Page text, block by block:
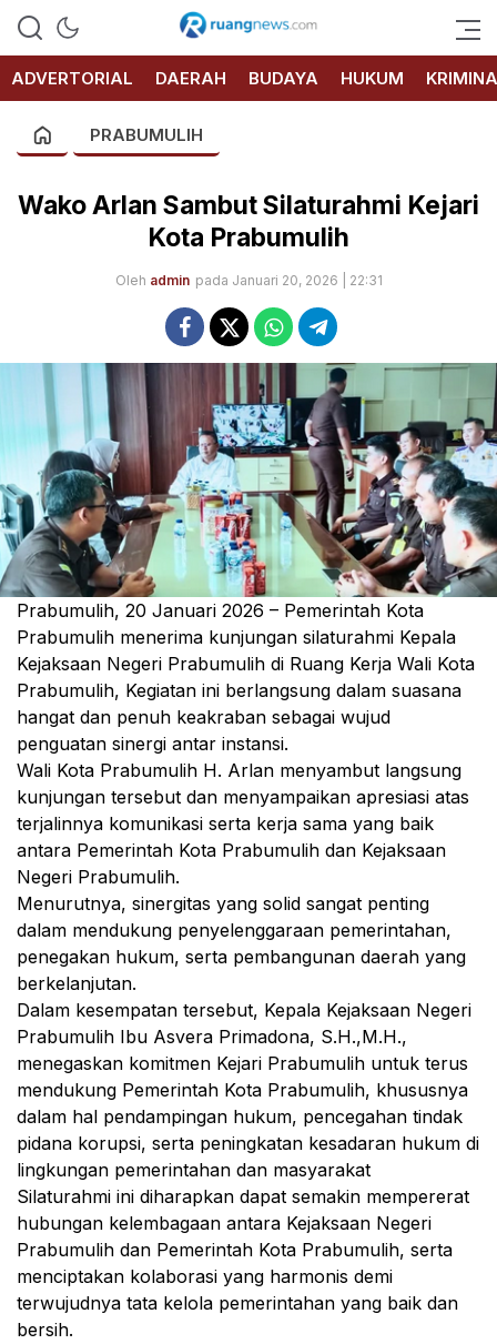
RUANG
NEWS
ADVERTORIAL
DAERAH BUDAYA HUKUM
PRABUMULIH
Wako Arlan Sambut Silaturahmi Kejari
Kota Prabumulih
Oleh admin pada Januari 20, 2026 | 22:31
Prabumulih, 20 Januari 2026 – Pemerintah Kota
Prabumulih menerima kunjungan silaturahmi Kepala
Kejaksaan Negeri Prabumulih di Ruang Kerja Wali Kota
Prabumulih, Kegiatan ini berlangsung dalam suasana
hangat dan penuh keakraban sebagai wujud
penguatan sinergi antar instansi.
Wali Kota Prabumulih H. Arlan menyambut langsung
kunjungan tersebut dan menyampaikan apresiasi atas
terjalinnya komunikasi serta kerja sama yang baik
antara Pemerintah Kota Prabumulih dan Kejaksaan
Negeri Prabumulih.
Menurutnya, sinergitas yang solid sangat penting
dalam mendukung penyelenggaraan pemerintahan,
penegakan hukum, serta pembangunan daerah yang
berkelanjutan.
Dalam kesempatan tersebut, Kepala Kejaksaan Negeri
Prabumulih Ibu Asvera Primadona, S.H.,M.H.,
menegaskan komitmen Kejari Prabumulih untuk terus
mendukung Pemerintah Kota Prabumulih, khususnya
dalam hal pendampingan hukum, pencegahan tindak
pidana korupsi, serta peningkatan kesadaran hukum di
lingkungan pemerintahan dan masyarakat
Silaturahmi ini diharapkan dapat semakin mempererat
hubungan kelembagaan antara Kejaksaan Negeri
Prabumulih dan Pemerintah Kota Prabumulih, serta
menciptakan kolaborasi yang harmonis demi
terwujudnya tata kelola pemerintahan yang baik dan
bersih.